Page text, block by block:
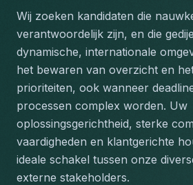
Wij zoeken kandidaten die
verantwoordelijk zijn, en die
dynamische, internationale
het bewaren van overzicht en
prioriteiten, ook wanneer
processen complex worden. Uw
oplossingsgerichtheid, sterke
vaardigheden en klantgerichte
ideale schakel tussen onze
externe stakeholders.